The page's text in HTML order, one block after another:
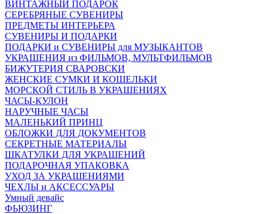
ВИНТАЖНЫЙ ПОДАРОК
СЕРЕБРЯНЫЕ СУВЕНИРЫ
ПРЕДМЕТЫ ИНТЕРЬЕРА
СУВЕНИРЫ И ПОДАРКИ
ПОДАРКИ и СУВЕНИРЫ для МУЗЫКАНТОВ
УКРАШЕНИЯ из ФИЛЬМОВ, МУЛЬТФИЛЬМОВ
БИЖУТЕРИЯ СВАРОВСКИ
ЖЕНСКИЕ СУМКИ И КОШЕЛЬКИ
МОРСКОЙ СТИЛЬ В УКРАШЕНИЯХ
ЧАСЫ-КУЛОН
НАРУЧНЫЕ ЧАСЫ
МАЛЕНЬКИЙ ПРИНЦ
ОБЛОЖКИ ДЛЯ ДОКУМЕНТОВ
СЕКРЕТНЫЕ МАТЕРИАЛЫ
ШКАТУЛКИ ДЛЯ УКРАШЕНИЙ
ПОДАРОЧНАЯ УПАКОВКА
УХОД ЗА УКРАШЕНИЯМИ
ЧEХЛЫ и АКСЕССУАРЫ
Умный девайс
ФЬЮЗИНГ